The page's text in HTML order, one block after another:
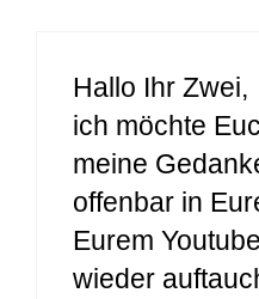
Hallo Ihr Zwei,
ich möchte
meine
offenbar in
Eurem
wieder